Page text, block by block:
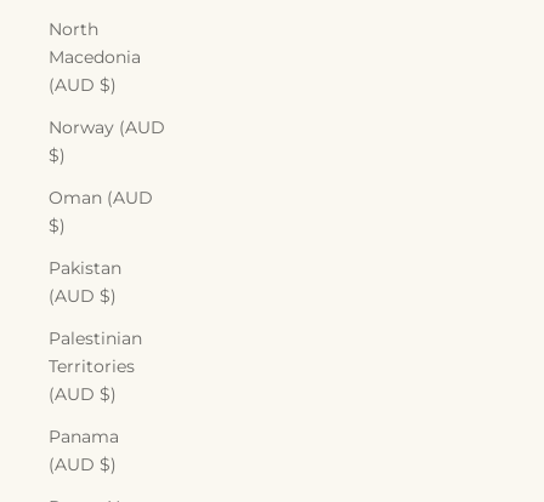
North
Macedonia
(AUD $)
Norway (AUD
$)
Oman (AUD
$)
Pakistan
(AUD $)
Palestinian
Territories
(AUD $)
Panama
(AUD $)